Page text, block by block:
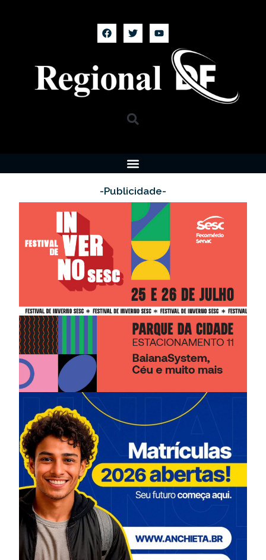
-Publicidade-